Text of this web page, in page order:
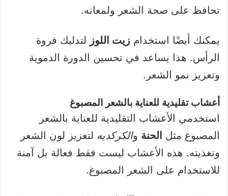
تحافظ على صحة الشعر ولمعانه.
يمكنك أيضًا استخدام زيت اللوز لتدليك فروة
الرأس. هذا يساعد في تحسين الدورة الدموية
وتعزيز نمو الشعر.
أعشاب تقليدية للعناية بالشعر المصبوغ
استخدمي الأعشاب التقليدية للعناية بالشعر
المصبوغ مثل الحنة والكركديه لتعزيز لون الشعر
وتغذيته. هذه الأعشاب ليست فقط فعالة بل آمنة
للاستخدام على الشعر المصبوغ.